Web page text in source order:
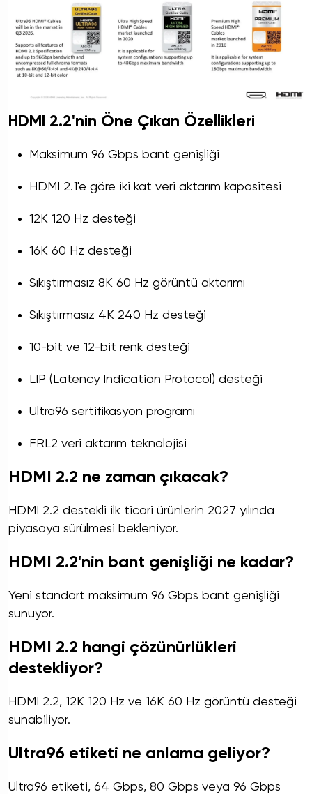
HDMI 2.2'nin Öne Çıkan Özellikleri
Maksimum 96 Gbps bant genişliği
HDMI 2.1'e göre iki kat veri aktarım kapasitesi
12K 120 Hz desteği
16K 60 Hz desteği
Sıkıştırmasız 8K 60 Hz görüntü aktarımı
Sıkıştırmasız 4K 240 Hz desteği
10-bit ve 12-bit renk desteği
LIP (Latency Indication Protocol) desteği
Ultra96 sertifikasyon programı
FRL2 veri aktarım teknolojisi
HDMI 2.2 ne zaman çıkacak?
HDMI 2.2 destekli ilk ticari ürünlerin 2027 yılında
piyasaya sürülmesi bekleniyor.
HDMI 2.2'nin bant genişliği ne kadar?
Yeni standart maksimum 96 Gbps bant genişliği
sunuyor.
HDMI 2.2 hangi çözünürlükleri
destekliyor?
HDMI 2.2, 12K 120 Hz ve 16K 60 Hz görüntü desteği
sunabiliyor.
Ultra96 etiketi ne anlama geliyor?
Ultra96 etiketi, 64 Gbps, 80 Gbps veya 96 Gbps